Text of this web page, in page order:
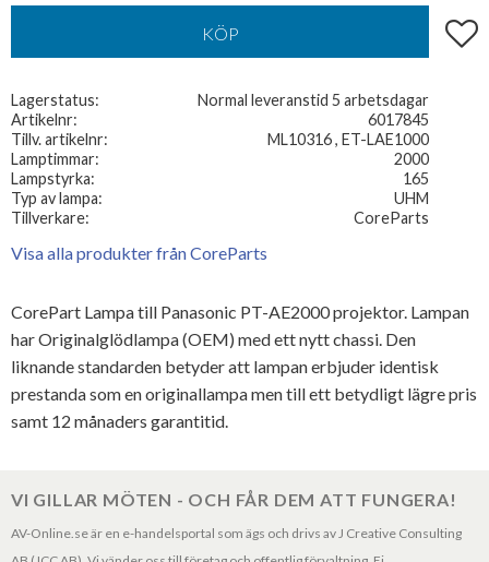
KÖP Lägg
Lagerstatus
Normal leveranstid 5 arbetsdagar
Artikelnr
6017845
Tillv. artikelnr
ML10316 , ET-LAE1000
Lamptimmar
2000
Lampstyrka
165
Typ av lampa
UHM
Tillverkare
CoreParts
Visa alla produkter från CoreParts
CorePart Lampa till Panasonic PT-AE2000 projektor. Lampan
har Originalglödlampa (OEM) med ett nytt chassi. Den
liknande standarden betyder att lampan erbjuder identisk
prestanda som en originallampa men till ett betydligt lägre pris
samt 12 månaders garantitid.
VI GILLAR MÖTEN - OCH FÅR DEM ATT FUNGERA!
AV-Online.se är en e-handelsportal som ägs och drivs av J Creative Consulting